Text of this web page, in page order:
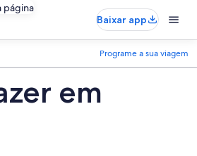
página
Baixar app
Programe a sua viagem
em